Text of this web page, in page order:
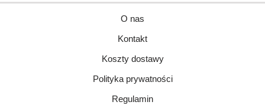
O nas
Kontakt
Koszty dostawy
Polityka prywatności
Regulamin